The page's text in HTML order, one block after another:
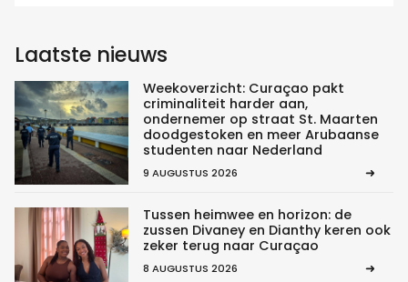
Laatste nieuws
Weekoverzicht: Curaçao pakt
criminaliteit harder aan,
ondernemer op straat St. Maarten
doodgestoken en meer Arubaanse
studenten naar Nederland
9 AUGUSTUS 2026
Tussen heimwee en horizon: de
zussen Divaney en Dianthy keren ook
zeker terug naar Curaçao
8 AUGUSTUS 2026